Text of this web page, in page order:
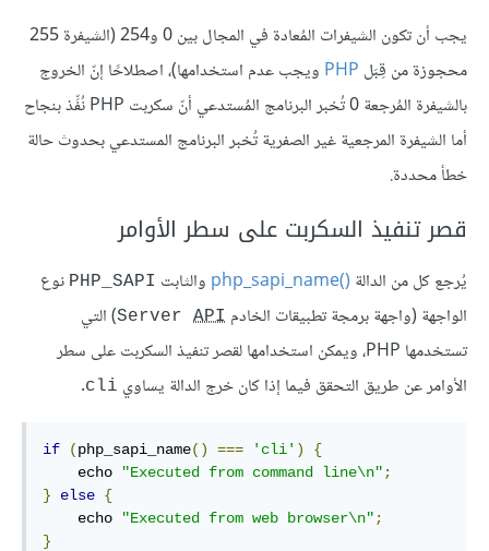
يجب أن تكون الشيفرات المُعادة في المجال بين 0 و254 (الشيفرة 255
محجوزة من قِبَل PHP ويجب عدم استخدامها)، اصطلاحًا إنّ الخروج
بالشيفرة المُرجعة 0 تُخبر البرنامج المُستدعي أنّ سكربت PHP نُفِّذ بنجاح
أما الشيفرة المرجعية غير الصفرية تُخبر البرنامج المستدعي بحدوث حالة
خطأ محددة.
قصر تنفيذ السكربت على سطر الأوامر
يُرجع كل من الدالة php_sapi_name()‎ والثابت PHP_SAPI نوع
الواجهة (واجهة برمجة تطبيقات الخادم
Server API
) التي
تستخدمها PHP، ويمكن استخدامها لقصر تنفيذ السكربت على سطر
الأوامر عن طريق التحقق فيما إذا كان خرج الدالة يساوي cli
.
if (php_sapi_name() === 'cli' )
{
    echo
"Executed from command line\n" ;
}
else {
    echo
"Executed from web browser\n" ;
}